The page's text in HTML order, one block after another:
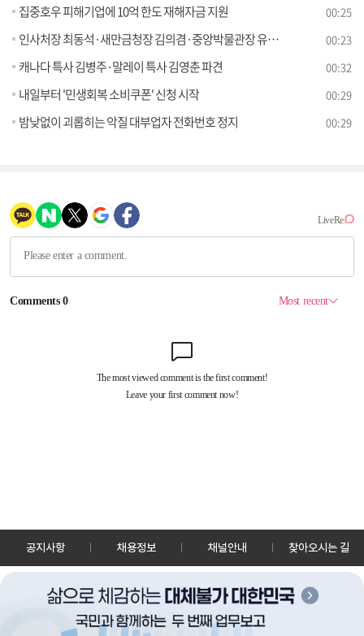
집중호우 피해기업에 10억 한도 재해자금 지원 00:25
인사처장 최동석·새만금청장 김의겸·중앙박물관장 유홍준 00:23
캐나다 특사 김병주·말레이 특사 김영춘 파견 00:32
내일부터 '민생회복 소비쿠폰' 신청 시작 00:29
밤낮없이 괴롭히는 악질 대부업자 전화번호 정지 00:29
공지사항 채용정보 채널안내 찾아오시는 길
30128 세종특별자치시 정부2청사로 13 한국정책방송원 KTV
TEL: 044-204-8000
Copyrightⓒ KTV 국민방송 All Rights Reserved.